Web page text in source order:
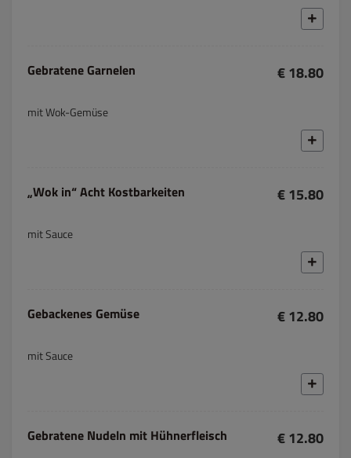
Gebratene Garnelen € 18.80
mit Wok-Gemüse
„Wok in“ Acht Kostbarkeiten € 15.80
mit Sauce
Gebackenes Gemüse € 12.80
mit Sauce
Gebratene Nudeln mit Hühnerfleisch € 12.80